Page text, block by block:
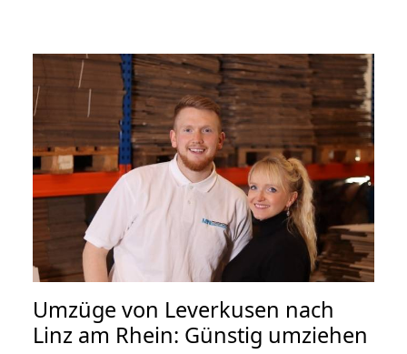
Umzüge von Leverkusen nach
Linz am Rhein: Günstig umziehen